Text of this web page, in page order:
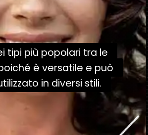
tipi più popolari tra le
è versatile e può
in diversi stili.
tipi più popolari tra le
è versatile e può
in diversi stili.